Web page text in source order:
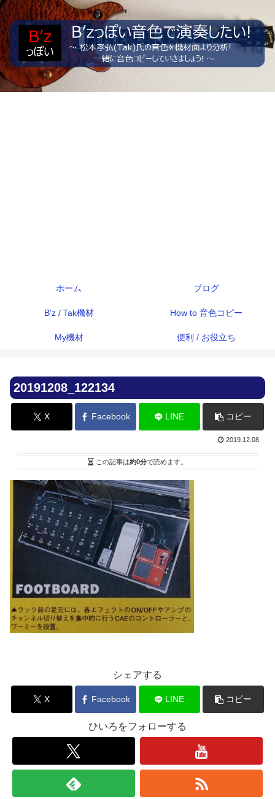
ホーム ブログ
B’z / Tak機材 How to 音色コピー
My機材 便利 / お役立ち
20191208_122134
X Facebook LINE コピー
2019.12.08
この記事は約0分で読めます。
シェアする
X Facebook LINE コピー
ひいろをフォローする